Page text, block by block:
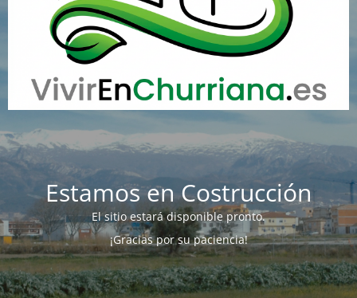
Estamos en Costrucción
El sitio estará disponible pronto.
¡Gracias por su paciencia!